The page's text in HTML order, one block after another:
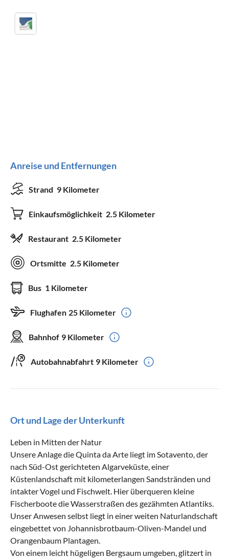
Anreise und Entfernungen
Strand 9 Kilometer
Einkaufsmöglichkeit 2.5 Kilometer
Restaurant 2.5 Kilometer
Ortsmitte 2.5 Kilometer
Bus 1 Kilometer
Flughafen 25 Kilometer
Bahnhof 9 Kilometer
Autobahnabfahrt 9 Kilometer
Ort und Lage der Unterkunft
Leben in Mitten der Natur
Unsere Anlage die Quinta da Arte liegt im Sotavento, der
nach Süd-Ost gerichteten Algarveküste, einer
Küstenlandschaft mit kilometerlangen Sandstränden und
intakter Vogel und Fischwelt. Hier überqueren kleine
Fischerboote die Wasserstraßen des gezähmten Atlantiks.
Unser Anwesen selbst liegt in einer weiten Naturlandschaft
eingebettet von Johannisbrotbaum-Oliven-Mandel und
Orangenbaum Plantagen.
Von einem leicht hügeligen Bergsaum umgeben, glitzert in